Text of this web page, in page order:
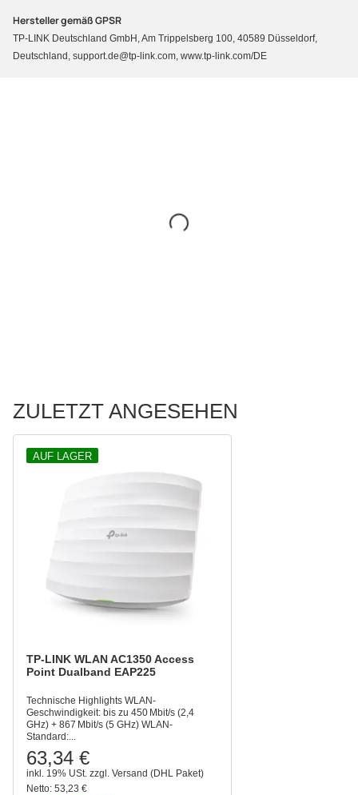
Hersteller gemäß GPSR
TP-LINK Deutschland GmbH, Am Trippelsberg 100, 40589 Düsseldorf,
Deutschland, support.de@tp-link.com, www.tp-link.com/DE
ZULETZT ANGESEHEN
AUF LAGER
TP-LINK WLAN AC1350 Access
Point Dualband EAP225
Technische Highlights WLAN-
Geschwindigkeit: bis zu 450 Mbit/s (2,4
GHz) + 867 Mbit/s (5 GHz) WLAN-
Standard:...
63,34 €
inkl. 19% USt. zzgl. Versand (DHL Paket)
Netto: 53,23 €